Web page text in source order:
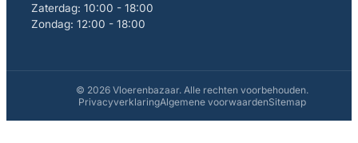
Zaterdag: 10:00 - 18:00
Zondag: 12:00 - 18:00
© 2026 Vloerenbazaar. Alle rechten voorbehouden.
PrivacyverklaringAlgemene voorwaardenSitemap